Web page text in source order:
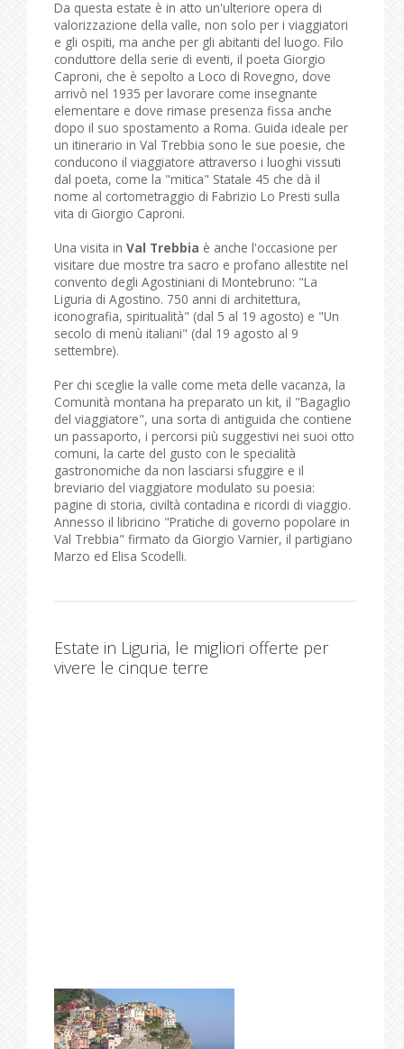
Da questa estate è in atto un'ulteriore opera di
valorizzazione della valle, non solo per i viaggiatori
e gli ospiti, ma anche per gli abitanti del luogo. Filo
conduttore della serie di eventi, il poeta Giorgio
Caproni, che è sepolto a Loco di Rovegno, dove
arrivò nel 1935 per lavorare come insegnante
elementare e dove rimase presenza fissa anche
dopo il suo spostamento a Roma. Guida ideale per
un itinerario in Val Trebbia sono le sue poesie, che
conducono il viaggiatore attraverso i luoghi vissuti
dal poeta, come la "mitica" Statale 45 che dà il
nome al cortometraggio di Fabrizio Lo Presti sulla
vita di Giorgio Caproni.
Una visita in Val Trebbia è anche l'occasione per
visitare due mostre tra sacro e profano allestite nel
convento degli Agostiniani di Montebruno: "La
Liguria di Agostino. 750 anni di architettura,
iconografia, spiritualità" (dal 5 al 19 agosto) e "Un
secolo di menù italiani" (dal 19 agosto al 9
settembre).
Per chi sceglie la valle come meta delle vacanza, la
Comunità montana ha preparato un kit, il "Bagaglio
del viaggiatore", una sorta di antiguida che contiene
un passaporto, i percorsi più suggestivi nei suoi otto
comuni, la carte del gusto con le specialità
gastronomiche da non lasciarsi sfuggire e il
breviario del viaggiatore modulato su poesia:
pagine di storia, civiltà contadina e ricordi di viaggio.
Annesso il libricino "Pratiche di governo popolare in
Val Trebbia" firmato da Giorgio Varnier, il partigiano
Marzo ed Elisa Scodelli.
Estate in Liguria, le migliori offerte per
vivere le cinque terre